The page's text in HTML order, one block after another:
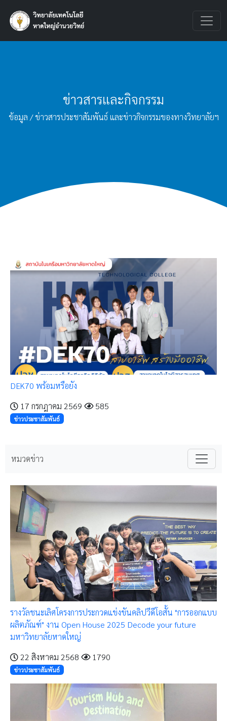
ข่าวสารและกิจกรรม
ข้อมูล / ข่าวสารประชาสัมพันธ์ และข่าวกิจกรรมของทางวิทยาลัยฯ
DEK70 พร้อมหรือยัง
17 กรกฎาคม 2569
585
ข่าวประชาสัมพันธ์
หมวดข่าว
รางวัลชนะเลิศโครงการประกวดแข่งขันคลิปวีดีโอสั้น "การออกแบบ
ผลิตภัณฑ์" งาน Open House 2025 Decode your future
มหาวิทยาลัยหาดใหญ่
22 สิงหาคม 2568
1790
ข่าวประชาสัมพันธ์